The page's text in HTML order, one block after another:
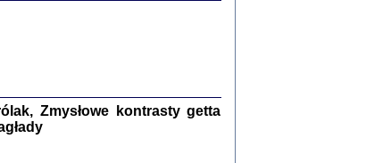
oprac. Marta Janczewska
Zmysłowe kontrasty getta